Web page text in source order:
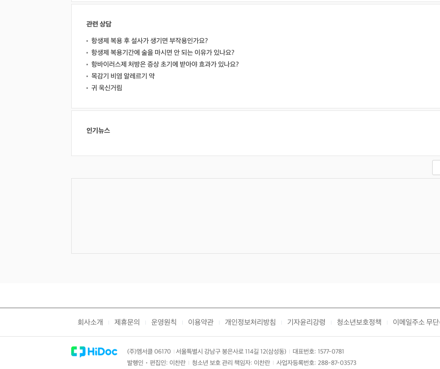
관련 상담
항생제 복용 후 설사가 생기면 부작용인가요?
항생제 복용기간에 술을 마시면 안 되는 이유가 있나요?
항바이러스제 처방은 증상 초기에 받아야 효과가 있나요?
목감기 비염 알레르기 약
귀 욱신거림
인기뉴스
회사소개 제휴문의 운영원칙 이용약관 개인정보처리방침 기자윤리강령 청소년보호정책 이메일주소 무
(주)엠서클 06170 서울특별시 강남구 봉은사로 114길 12(삼성동)
대표번호: 1577-0781
발행인・편집인: 이찬란
청소년 보호 관리 책임자: 이찬란 사업자등록번호: 288-87-03573